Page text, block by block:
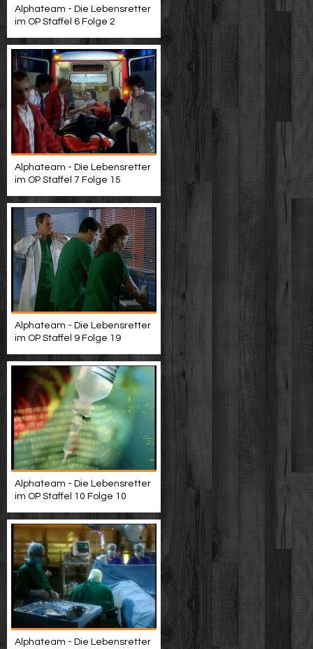
Alphateam - Die Lebensretter
im OP Staffel 6 Folge 2
Alphateam - Die Lebensretter
im OP Staffel 7 Folge 15
Alphateam - Die Lebensretter
im OP Staffel 9 Folge 19
Alphateam - Die Lebensretter
im OP Staffel 10 Folge 10
Alphateam - Die Lebensretter